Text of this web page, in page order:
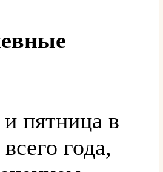
пятница в
года,